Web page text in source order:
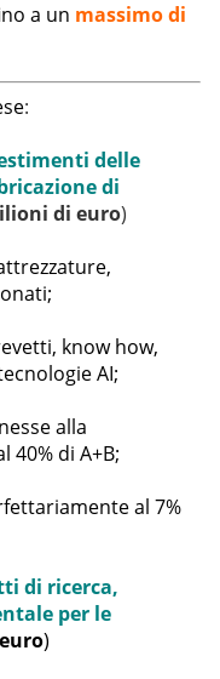
a un massimo di
:
delle
di
di euro)
know how,
AI;
alla
40% di A+B;
al 7%
di ricerca,
per le
)